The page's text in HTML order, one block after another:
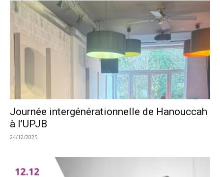
Journée intergénérationnelle de Hanouccah
à l’UPJB
24/12/2025